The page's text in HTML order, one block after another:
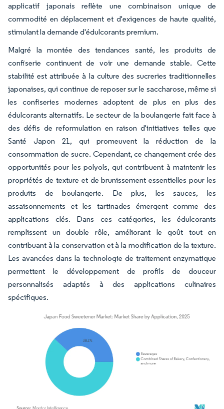
applicatif japonais reflète une combinaison unique de
commodité en déplacement et d'exigences de haute qualité,
stimulant la demande d'édulcorants premium.
Malgré la montée des tendances santé, les produits de
confiserie continuent de voir une demande stable. Cette
stabilité est attribuée à la culture des sucreries traditionnelles
japonaises, qui continue de reposer sur le saccharose, même si
les confiseries modernes adoptent de plus en plus des
édulcorants alternatifs. Le secteur de la boulangerie fait face à
des défis de reformulation en raison d'initiatives telles que
Santé Japon 21, qui promeuvent la réduction de la
consommation de sucre. Cependant, ce changement crée des
opportunités pour les polyols, qui contribuent à maintenir les
propriétés de texture et de brunissement essentielles pour les
produits de boulangerie. De plus, les sauces, les
assaisonnements et les tartinades émergent comme des
applications clés. Dans ces catégories, les édulcorants
remplissent un double rôle, améliorant le goût tout en
contribuant à la conservation et à la modification de la texture.
Les avancées dans la technologie de traitement enzymatique
permettent le développement de profils de douceur
personnalisés adaptés à des applications culinaires
spécifiques.